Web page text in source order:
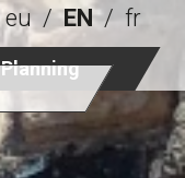
eu EN fr
Planning